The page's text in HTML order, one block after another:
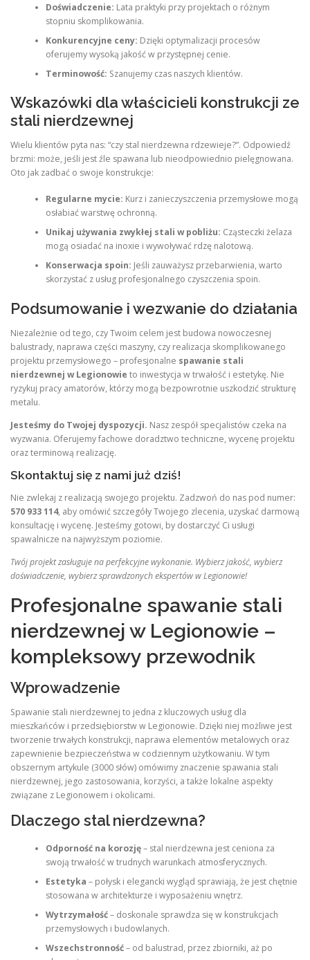
Doświadczenie: Lata praktyki przy projektach o różnym
stopniu skomplikowania.
Konkurencyjne ceny: Dzięki optymalizacji procesów
oferujemy wysoką jakość w przystępnej cenie.
Terminowość: Szanujemy czas naszych klientów.
Wskazówki dla właścicieli konstrukcji ze
stali nierdzewnej
Wielu klientów pyta nas: “czy stal nierdzewna rdzewieje?”. Odpowiedź
brzmi: może, jeśli jest źle spawana lub nieodpowiednio pielęgnowana.
Oto jak zadbać o swoje konstrukcje:
Regularne mycie: Kurz i zanieczyszczenia przemysłowe mogą
osłabiać warstwę ochronną.
Unikaj używania zwykłej stali w pobliżu: Cząsteczki żelaza
mogą osiadać na inoxie i wywoływać rdzę nalotową.
Konserwacja spoin: Jeśli zauważysz przebarwienia, warto
skorzystać z usług profesjonalnego czyszczenia spoin.
Podsumowanie i wezwanie do działania
Niezależnie od tego, czy Twoim celem jest budowa nowoczesnej
balustrady, naprawa części maszyny, czy realizacja skomplikowanego
projektu przemysłowego – profesjonalne spawanie stali
nierdzewnej w Legionowie to inwestycja w trwałość i estetykę. Nie
ryzykuj pracy amatorów, którzy mogą bezpowrotnie uszkodzić strukturę
metalu.
Jesteśmy do Twojej dyspozycji. Nasz zespół specjalistów czeka na
wyzwania. Oferujemy fachowe doradztwo techniczne, wycenę projektu
oraz terminową realizację.
Skontaktuj się z nami już dziś!
Nie zwlekaj z realizacją swojego projektu. Zadzwoń do nas pod numer:
570 933 114, aby omówić szczegóły Twojego zlecenia, uzyskać darmową
konsultację i wycenę. Jesteśmy gotowi, by dostarczyć Ci usługi
spawalnicze na najwyższym poziomie.
Twój projekt zasługuje na perfekcyjne wykonanie. Wybierz jakość, wybierz
doświadczenie, wybierz sprawdzonych ekspertów w Legionowie!
Profesjonalne spawanie stali
nierdzewnej w Legionowie –
kompleksowy przewodnik
Wprowadzenie
Spawanie stali nierdzewnej to jedna z kluczowych usług dla
mieszkańców i przedsiębiorstw w Legionowie. Dzięki niej możliwe jest
tworzenie trwałych konstrukcji, naprawa elementów metalowych oraz
zapewnienie bezpieczeństwa w codziennym użytkowaniu. W tym
obszernym artykule (3000 słów) omówimy znaczenie spawania stali
nierdzewnej, jego zastosowania, korzyści, a także lokalne aspekty
związane z Legionowem i okolicami.
Dlaczego stal nierdzewna?
Odporność na korozję– stal nierdzewna jest ceniona za
swoją trwałość w trudnych warunkach atmosferycznych.
Estetyka – połysk i elegancki wygląd sprawiają, że jest chętnie
stosowana w architekturze i wyposażeniu wnętrz.
Wytrzymałość– doskonale sprawdza się w konstrukcjach
przemysłowych i budowlanych.
Wszechstronność– od balustrad, przez zbiorniki, aż po